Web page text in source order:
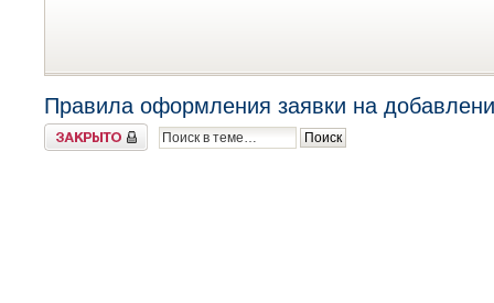
Правила оформления заявки на
Закрыто